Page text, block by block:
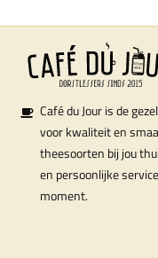
Café du Jour is de
voor kwaliteit en
theesoorten bij jou
en persoonlijke
moment.